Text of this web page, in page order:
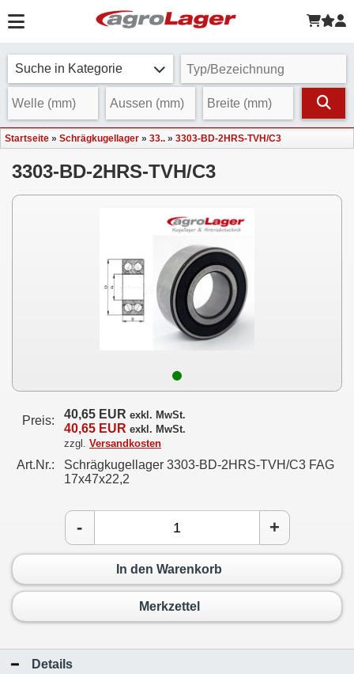
Suche in Kategorie
Startseite » Schrägkugellager » 33.. » 3303-BD-2HRS-TVH/C3
3303-BD-2HRS-TVH/C3
Preis: 40,65 EUR exkl. MwSt.
40,65 EUR exkl. MwSt.
zzgl. Versandkosten
Art.Nr.:
Schrägkugellager 3303-BD-2HRS-TVH/C3 FAG
17x47x22,2
- +
In den Warenkorb
Merkzettel
Details